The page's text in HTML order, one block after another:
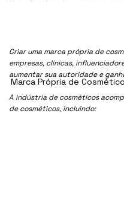
Criar uma marca própria de
empresas, clínicas,
aumentar sua autoridade e
A indústria de cosméticos
de cosméticos, incluindo:
Marca Própria de